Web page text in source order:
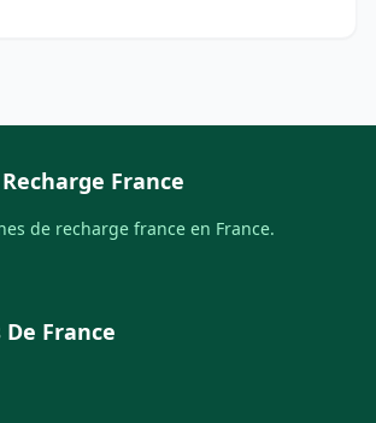
France
de recharge france en France.
France